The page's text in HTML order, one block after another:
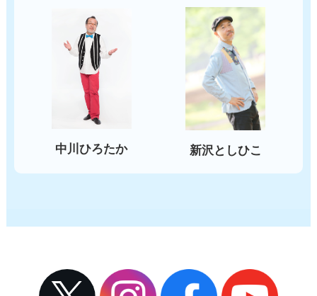
中川ひろたか 新沢としひこ